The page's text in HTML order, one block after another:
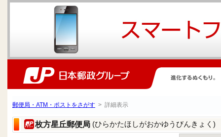
郵便局・ATM・ポストをさがす > 詳細表示
枚方星丘郵便局 (ひらかたほしがおかゆうびんきょく)